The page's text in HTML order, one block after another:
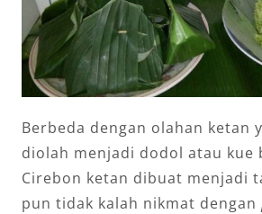
Berbeda dengan olahan ketan
diolah menjadi dodol atau kue
Cirebon ketan dibuat menjadi
pun tidak kalah nikmat dengan